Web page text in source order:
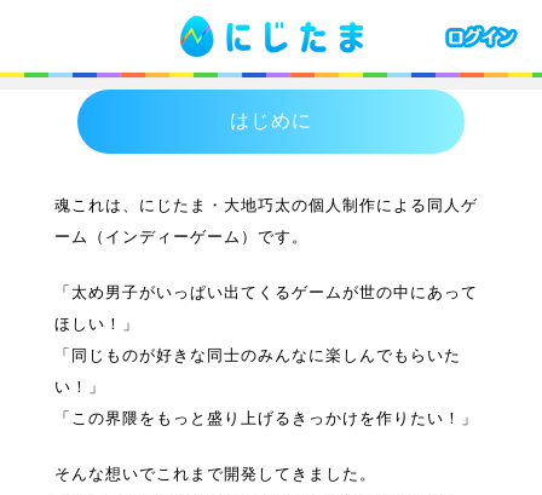
はじめに
魂これは、にじたま・大地巧太の個人制作による同人ゲ
ーム（インディーゲーム）です。
「太め男子がいっぱい出てくるゲームが世の中にあって
ほしい！」
「同じものが好きな同士のみんなに楽しんでもらいた
い！」
「この界隈をもっと盛り上げるきっかけを作りたい！」
そんな想いでこれまで開発してきました。